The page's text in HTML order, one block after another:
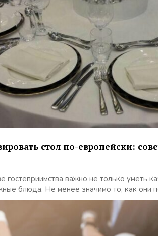
стол по-европейски:
гостеприимства важно не только уметь
блюда. Не менее значимо то, как они